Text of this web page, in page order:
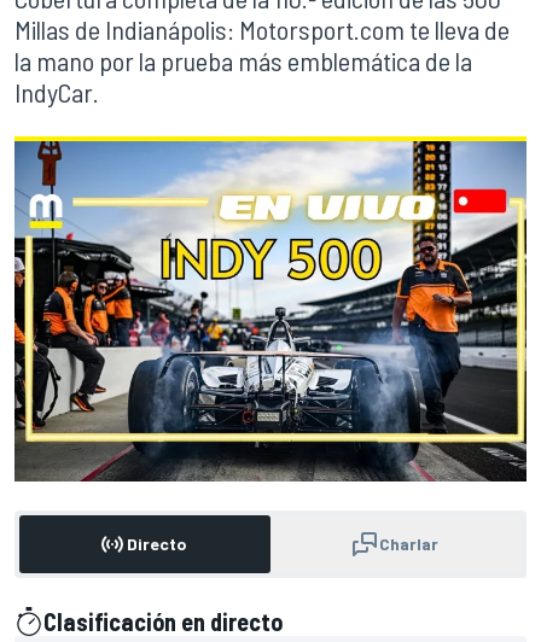
Millas de Indianápolis: Motorsport.com te lleva de
la mano por la prueba más emblemática de la
IndyCar.
Directo Charlar
Clasificación en directo